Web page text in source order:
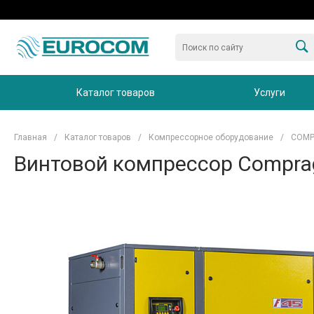
Каталог товаров Услуги
Главная / Каталог товаров / Компрессорное оборудование /
Винтовой компрессор